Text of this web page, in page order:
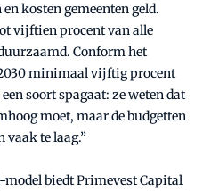
kosten gemeenten geld.
vijftien procent van alle
Conform het
minimaal vijftig procent
soort spagaat: ze weten dat
moet, maar de budgetten
te laag.”
biedt Primevest Capital